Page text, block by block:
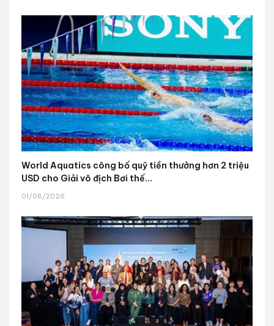
World Aquatics công bố quỹ tiền thưởng hơn 2 triệu
USD cho Giải vô địch Bơi thế...
01/08/2026